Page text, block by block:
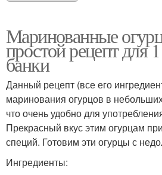
Маринованные
простой рецепт для
банки
Данный рецепт (все его
маринования огурцов в
что очень удобно для
Прекрасный вкус этим огурцам
специй. Готовим эти огурцы с
Ингредиенты: